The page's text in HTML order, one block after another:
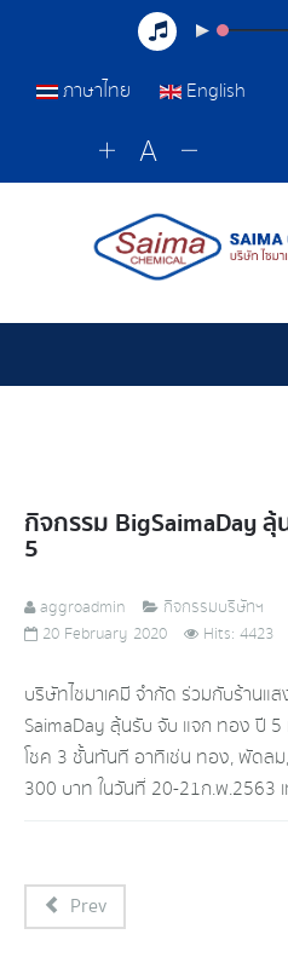
ภาษาไทย English
กิจกรรม​ Big​SaimaDay​
5
aggroadmin
กิจกรรมบริษัทฯ
20 February 2020
Hits: 4423
บริษัทไซมาเคมี จำกัด ร่วมกับร้าน
SaimaDay​ ลุ้นรับ​ จับ​ แจก​ ทอง​ ปี
โชค 3 ชั้นทันที​ อาทิเช่น​ ทอง​, พัดล
300 บาท​ ในวันที่ 20-21ก.พ.2563​
Prev